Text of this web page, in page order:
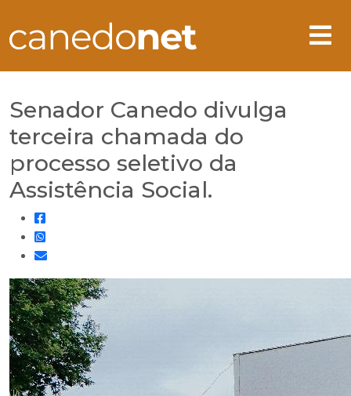
Senador Canedo divulga
terceira chamada do
processo seletivo da
Assistência Social.